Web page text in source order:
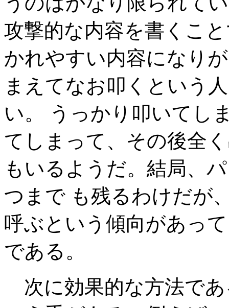
攻撃的な内容を書くこ
かれやすい内容になり
まえてなお叩くという
い。 うっかり叩いてし
てしまって、その後全
もいるようだ。結局、
つまで も残るわけだが
呼ぶという傾向があっ
である。
次に効果的な方法で